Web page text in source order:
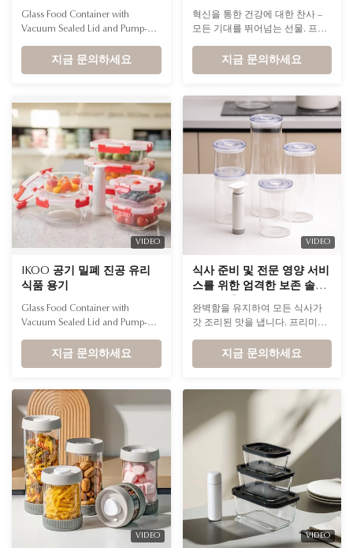
560°C
Glass Food Container with
Vacuum Sealed Lid and Pump-A
the construction of these
containers? The containers are
gasket and an integrated vacuum
pump. Q2. What are the available
capacities for these ...
지금 문의하세요
함된 FDA 승인 진공 밀봉 용
기
혁신을 통한 건강에 대한 찬사 –
모든 기대를 뛰어넘는 선물. 프리
성의 균형에 있습니다. IKOO 진공
세트는 활성 보존 기술, 프리미엄
완벽하게 통합합니다.
지금 문의하세요
VIDEO
IKOO 공기 밀폐 진공 유리
식품 용기
Glass Food Container with
Vacuum Sealed Lid and Pump-A
Container with Vacuum Sealed
Lid and Pump Shape Rectangle,
Durable, stackable, AIRTIGHT,
Eco Friendly, Leak-proof, Food
Grade, BPA-Free, Fresh-Keeping,
Freshness Preservation Material
High ...
지금 문의하세요
VIDEO
식사 준비 및 전문 영양 서비
스를 위한 엄격한 보존 솔루
션을 갖춘 FDA 표준 휴대용
진공 밀봉 유리병
완벽함을 유지하여 모든 식사가
갓 조리된 맛을 냅니다. 프리미엄
브랜드의 기본입니다. 당사의 진
공 밀봉 시스템은 산소를 효과적
표준 용기보다 최대 5배까지 연장
지금 문의하세요
VIDEO VIDEO